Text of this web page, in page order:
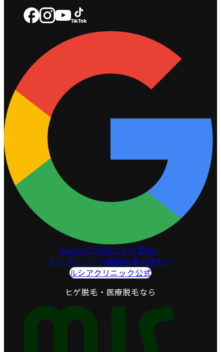
Googleでお気に入り登録！
メンズルシアの最新記事を読もう
ルシアクリニック公式
ヒゲ脱毛・医療脱毛なら